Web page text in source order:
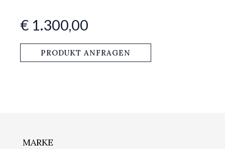
€ 1.300,00
PRODUKT ANFRAGEN
MARKE